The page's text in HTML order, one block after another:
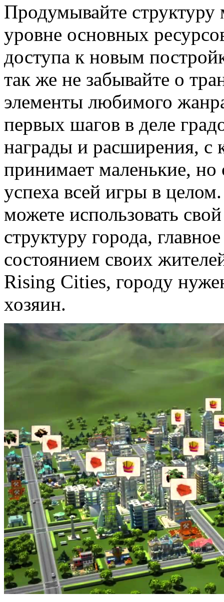
Продумывайте структуру
уровне основных
доступа к новым
так же не забывайте о
элементы любимого
первых шагов в деле
награды и расширения,
принимает маленькие,
успеха всей игры в
можете использовать
структуру города,
состоянием своих
Rising Cities, городу
хозяин.